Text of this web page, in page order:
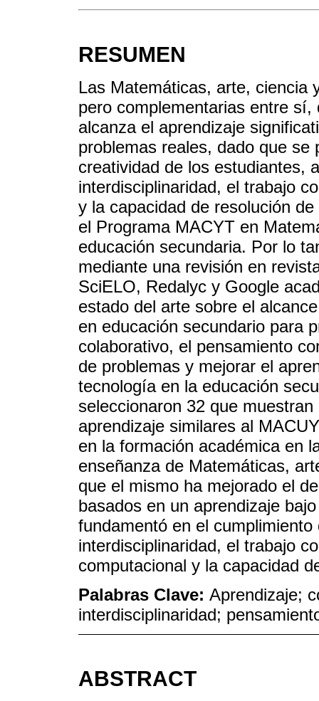
RESUMEN
Las Matemáticas, arte, ciencia
pero complementarias entre
alcanza el aprendizaje
problemas reales, dado que
creatividad de los estudiantes,
interdisciplinaridad, el trabajo
y la capacidad de resolución
el Programa MACYT en
educación secundaria. Por lo
mediante una revisión en
SciELO, Redalyc y Google
estado del arte sobre el
en educación secundario para
colaborativo, el pensamiento
de problemas y mejorar el
tecnología en la educación
seleccionaron 32 que
aprendizaje similares al
en la formación académica en
enseñanza de Matemáticas,
que el mismo ha mejorado el
basados en un aprendizaje
fundamentó en el
interdisciplinaridad, el trabajo
computacional y la capacidad
Palabras Clave: Aprendizaje;
interdisciplinaridad;
ABSTRACT